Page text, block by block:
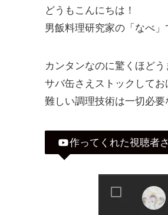
どうもこんにちは！
男飯料理研究家の「なべ」
カンタンなのに驚くほどう
サバ缶さえストックして
難しい調理技術は一切必
作ってくれた視聴者